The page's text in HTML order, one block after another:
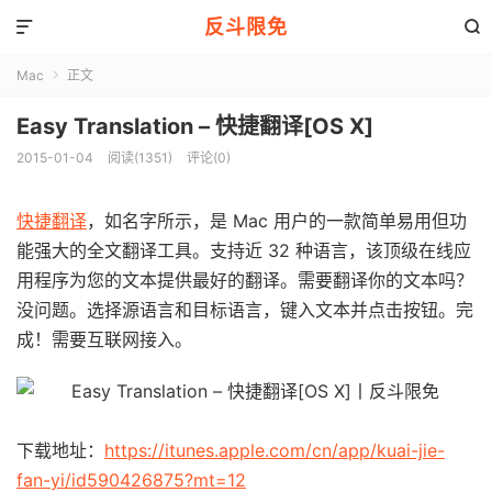
反斗限免 

Mac  正文
Easy Translation – 快捷翻译[OS X]
2015-01-04 阅读(1351) 评论(0)
快捷翻译，如名字所示，是 Mac 用户的一款简单易用但功
能强大的全文翻译工具。支持近 32 种语言，该顶级在线应
用程序为您的文本提供最好的翻译。需要翻译你的文本吗？
没问题。选择源语言和目标语言，键入文本并点击按钮。完
成！需要互联网接入。
下载地址： https://itunes.apple.com/cn/app/kuai-jie-
fan-yi/id590426875?mt=12